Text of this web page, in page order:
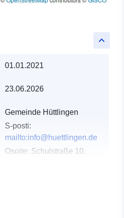
keyboard_arrow_up
01.01.2021
23.06.2026
Gemeinde Hüttlingen
S-posti:
mailto:info@huettlingen.de
Osoite: Schulstraße 10,